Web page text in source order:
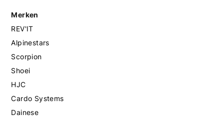
Merken
REV'IT
Alpinestars
Scorpion
Shoei
HJC
Cardo Systems
Dainese